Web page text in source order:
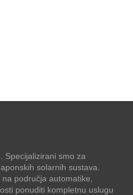
Specijalizirani smo za
solarnih sustava.
područja automatike,
ponuditi kompletnu uslugu